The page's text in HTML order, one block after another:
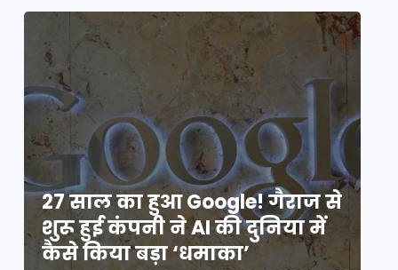
27 साल का हुआ Google! गैराज से
शुरू हुई कंपनी ने AI की दुनिया में
कैसे किया बड़ा ‘धमाका’